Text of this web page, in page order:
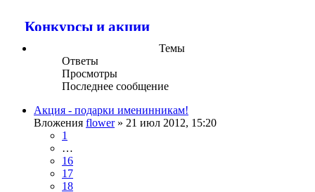
Конкурсы и акции
Темы
Ответы
Просмотры
Последнее сообщение
Акция - подарки именинникам!
Вложения flower» 21 июл 2012, 15:20
1
…
16
17
18